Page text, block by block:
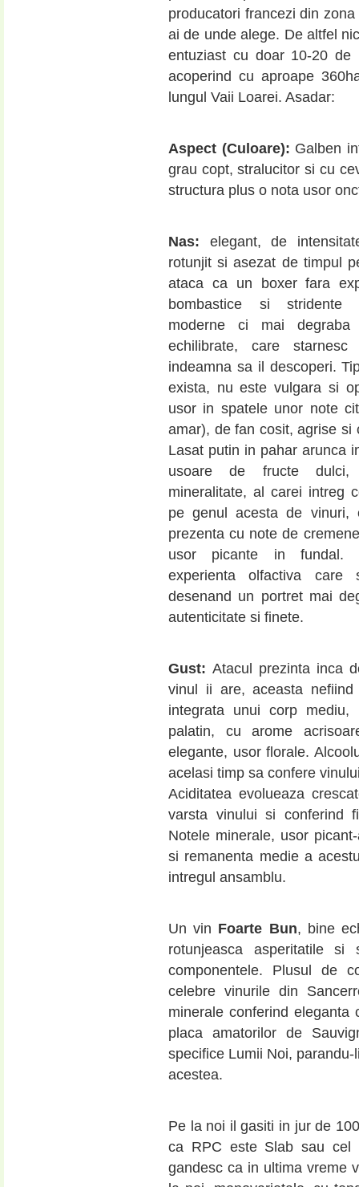
producatori francezi din
ai de unde alege. De altfel
entuziast cu doar 10-20
acoperind cu aproape
lungul Vaii Loarei. Asadar:
Aspect (Culoare): Galben
grau copt, stralucitor si cu
structura plus o nota usor
Nas: elegant, de
rotunjit si asezat de timpul
ataca ca un boxer fara
bombastice si stridente
moderne ci mai
echilibrate, care
indeamna sa il descoperi.
exista, nu este vulgara si
usor in spatele unor note
amar), de fan cosit, agrise si
Lasat putin in pahar arunca
usoare de fructe dulci,
mineralitate, al carei intreg
pe genul acesta de vinuri,
prezenta cu note de
usor picante in fundal.
experienta olfactiva care
desenand un portret mai
autenticitate si finete.
Gust: Atacul prezinta inca
vinul ii are, aceasta
integrata unui corp
palatin, cu arome
elegante, usor florale.
acelasi timp sa confere
Aciditatea evolueaza
varsta vinului si conferind
Notele minerale, usor
si remanenta medie a
intregul ansamblu.
Un vin Foarte Bun, bine
rotunjeasca asperitatile
componentele. Plusul de
celebre vinurile din
minerale conferind
placa amatorilor de
specifice Lumii Noi,
acestea.
Pe la noi il gasiti in jur de
ca RPC este Slab sau cel
gandesc ca in ultima vreme